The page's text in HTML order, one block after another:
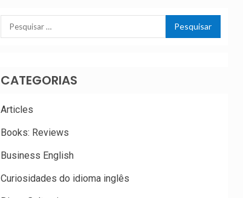
CATEGORIAS
Articles
Books: Reviews
Business English
Curiosidades do idioma inglês